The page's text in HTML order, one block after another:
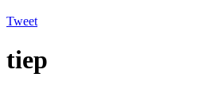
Tweet
tiep